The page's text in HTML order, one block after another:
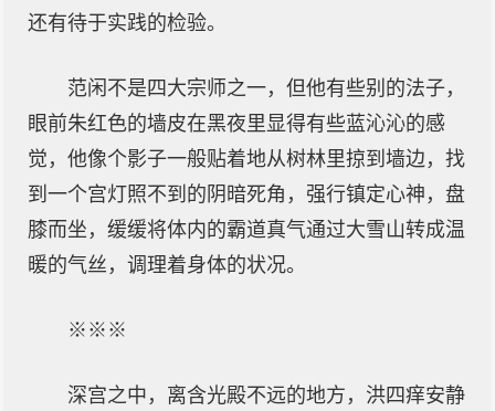
还有待于实践的检验。
范闲不是四大宗师之一，但他有些别的法子，
眼前朱红色的墙皮在黑夜里显得有些蓝沁沁的感
觉，他像个影子一般贴着地从树林里掠到墙边，找
到一个宫灯照不到的阴暗死角，强行镇定心神，盘
膝而坐，缓缓将体内的霸道真气通过大雪山转成温
暖的气丝，调理着身体的状况。
※※※
深宫之中，离含光殿不远的地方，洪四痒安静